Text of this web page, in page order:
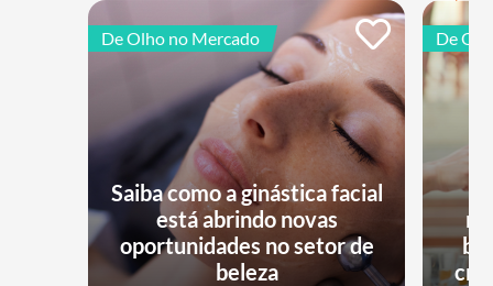
De Olho no Mercado
Saiba como a ginástica facial
está abrindo novas
oportunidades no setor de
beleza
De